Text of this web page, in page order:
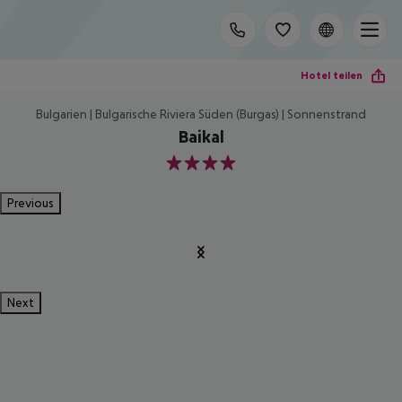
Hotel teilen
Bulgarien | Bulgarische Riviera Süden (Burgas) | Sonnenstrand
Baikal
4
Previous
Next